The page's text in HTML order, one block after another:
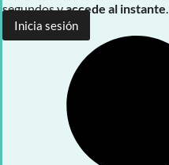
segundos yaccede al instante.
Inicia sesión